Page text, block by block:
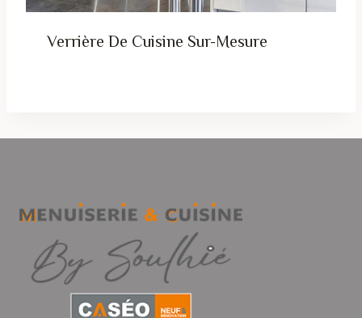
Verrière De Cuisine Sur-Mesure